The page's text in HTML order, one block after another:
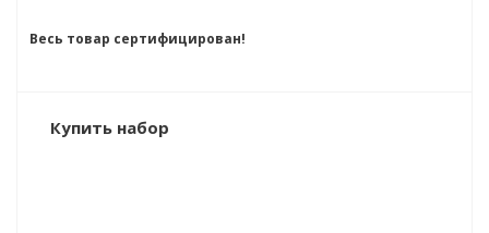
Весь товар сертифицирован!
Купить набор